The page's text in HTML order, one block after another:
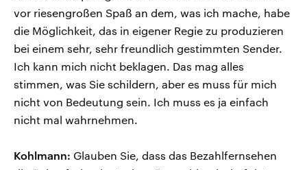
vor riesengroßen Spaß an dem, was ich mache, habe
die Möglichkeit, das in eigener Regie zu produzieren
bei einem sehr, sehr freundlich gestimmten Sender.
Ich kann mich nicht beklagen. Das mag alles
stimmen, was Sie schildern, aber es muss für mich
nicht von Bedeutung sein. Ich muss es ja einfach
nicht mal wahrnehmen.
Kohlmann: Glauben Sie, dass das Bezahlfernsehen